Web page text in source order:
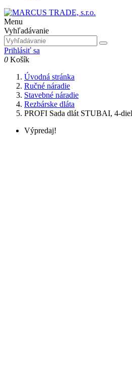
Menu
Vyhľadávanie
Prihlásiť sa
0 Košík
Úvodná stránka
Ručné náradie
Stavebné náradie
Rezbárske dláta
PROFI Sada dlát STUBAI, 4-
Výpredaj!